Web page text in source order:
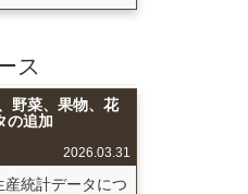
ス
野菜、果物、花
の追加
2026.03.31
統計データにつ